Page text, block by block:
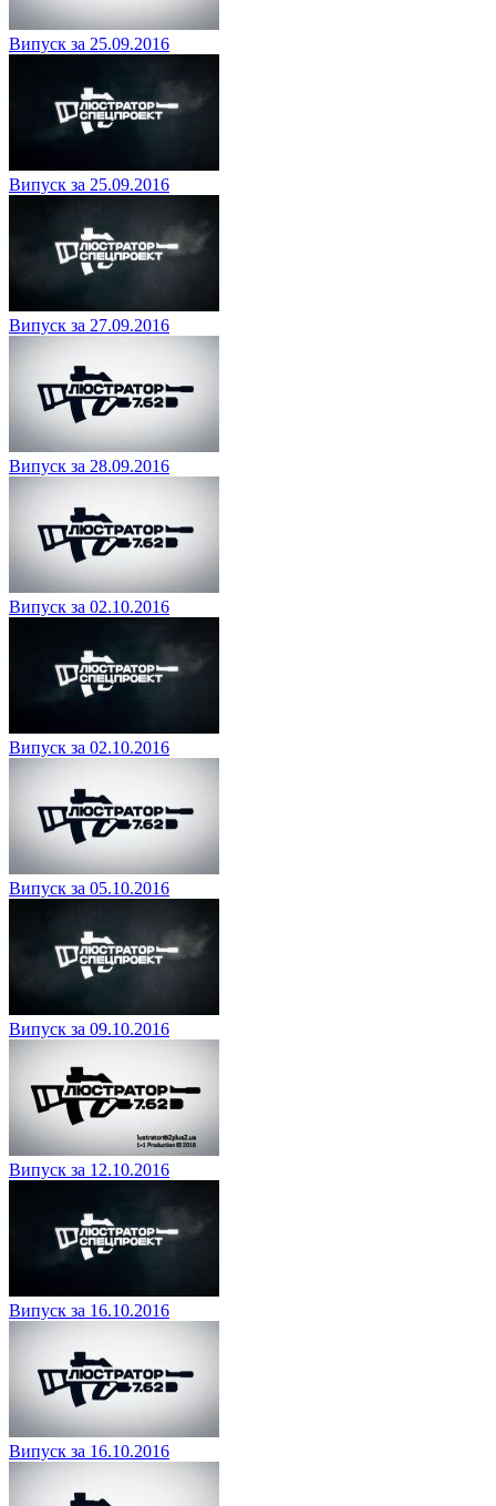
Випуск за 25.09.2016
Випуск за 25.09.2016
Випуск за 27.09.2016
Випуск за 28.09.2016
Випуск за 02.10.2016
Випуск за 02.10.2016
Випуск за 05.10.2016
Випуск за 09.10.2016
Випуск за 12.10.2016
Випуск за 16.10.2016
Випуск за 16.10.2016